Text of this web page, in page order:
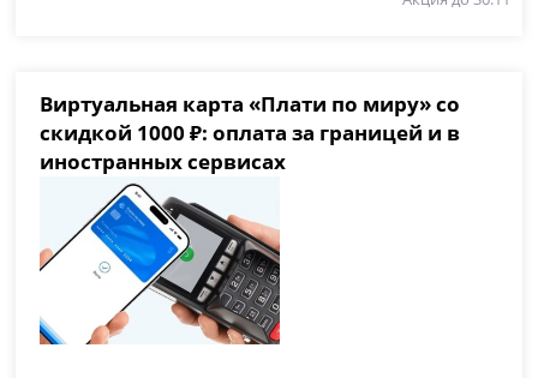
Виртуальная карта «Плати по миру» со
скидкой 1000 ₽: оплата за границей и в
иностранных сервисах